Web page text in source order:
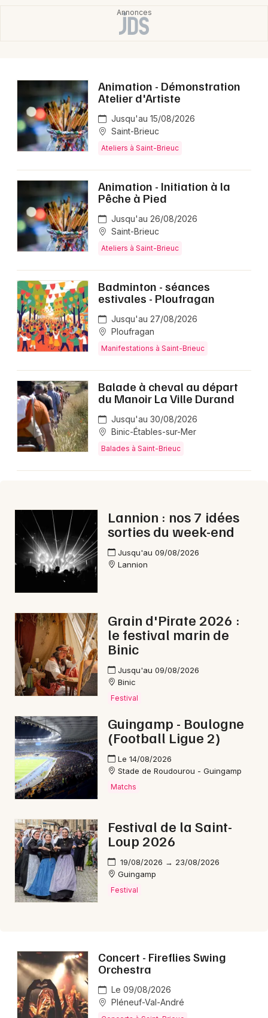
Animation - Démonstration
Atelier d'Artiste
Jusqu'au 15/08/2026
Saint-Brieuc
Ateliers à Saint-Brieuc
Animation - Initiation à la
Pêche à Pied
Jusqu'au 26/08/2026
Saint-Brieuc
Ateliers à Saint-Brieuc
Badminton - séances
estivales - Ploufragan
Jusqu'au 27/08/2026
Ploufragan
Manifestations à Saint-Brieuc
Balade à cheval au départ
du Manoir La Ville Durand
Jusqu'au 30/08/2026
Binic-Étables-sur-Mer
Balades à Saint-Brieuc
Lannion : nos 7 idées
sorties du week-end
Jusqu'au 09/08/2026
Lannion
Grain d'Pirate 2026 :
le festival marin de
Binic
Jusqu'au 09/08/2026
Binic
Festival
Guingamp - Boulogne
(Football Ligue 2)
Le 14/08/2026
Stade de Roudourou - Guingamp
Matchs
Festival de la Saint-
Loup 2026
19/08/2026 → 23/08/2026
Guingamp
Festival
Concert - Fireflies Swing
Orchestra
Le 09/08/2026
Pléneuf-Val-André